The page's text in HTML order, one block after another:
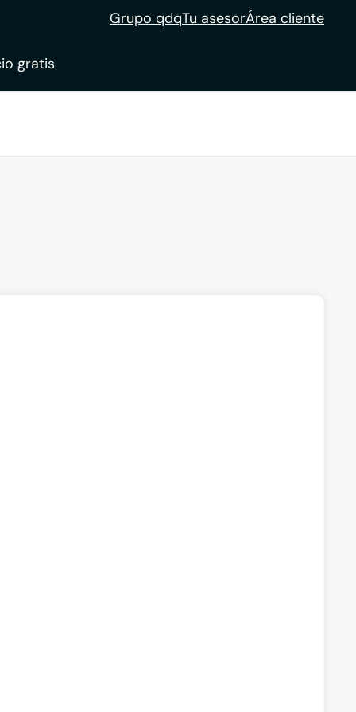
Grupo qdqTu asesorÁrea cliente
gratis